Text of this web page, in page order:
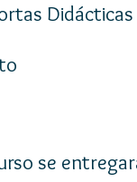
Didácticas
se